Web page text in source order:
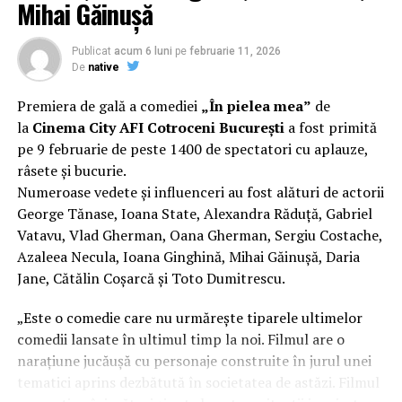
masteratului în regie de film de la MetFilm School
Londra, a colaborat la realizarea primului său
lungmetraj cu o echipă de profesioniști din care fac
parteAdrian Pădurețu (imagine), Bogdan Ivanovici
(costume).
Mai multe detalii, imagini de la filmări, fragmente din
film și declarații din partea actorilor sunt disponibile pe
paginile social media ale filmului deFacebook,
Instagram,TikTok.
„În Pielea Mea”este un film produs de: CB MOTION
PICTURES.
Producător asociat: MAGNETIC MEDIA PRODUCTIONS;
Producător executiv: Adela Mara.
Manager producție: Iulia Cezara Roșu.
Mihai Găinușă
Publicat acum 6 luni pe februarie 11, 2026
De native
Premiera de gală a comediei „În pielea mea” de
la Cinema City AFI Cotroceni Bucureștia fost primită
pe 9 februarie de peste 1400 de spectatori cu aplauze,
râsete și bucurie.
Numeroase vedete și influenceri au fost alături de actorii
George Tănase, Ioana State, Alexandra Răduță, Gabriel
Vatavu, Vlad Gherman, Oana Gherman, Sergiu Costache,
Azaleea Necula, Ioana Ginghină, Mihai Găinușă, Daria
Jane, Cătălin Coșarcă și Toto Dumitrescu.
„Este o comedie care nu urmărește tiparele ultimelor
comedii lansate în ultimul timp la noi. Filmul are o
narațiune jucăușă cu personaje construite în jurul unei
tematici aprins dezbătută în societatea de astăzi. Filmul